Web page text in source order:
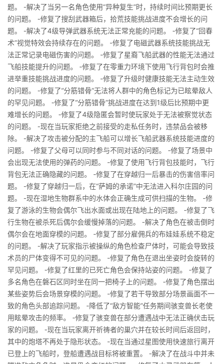
题。 -解决了当另一名角色使用“异种复生”时，持续时间比预期更长
的问题。 -修复了搜刮武器箱后，拾荒技能挑战进度不会增长的问
题。 -解决了4级导弹武器系统无法正常充能的问题。 -修复了“回春
术”视觉特效会持续存在的问题。 -修复了电磁武器系统技能挑战无
法正常记录电磁伤害的问题。 -修复了星裔飞船武器的性能无法通过
飞船技能提升的问题。 -修复了在零重力环境下使用飞行背包时会推
进举重技能挑战进度的问题。 -修复了升级时健康技能无法主动生效
的问题。 -修复了“分筋错骨”无法将人群中的角色标记为已眩晕敌人
的罕见问题。 -修复了“分筋错骨”挑战进度在达到1级后比预期中更
难增长的问题。 -修复了4级隐匿会暂时使玩家处于无法被察觉状态
的问题。 -现在当玩家拒绝之前接受的走私任务时，违禁品会被移
除。 -解决了攻击被分配的主飞船可以增长飞船武器系统技能进度的
问题。 -修复了父母可以同时参与不同对话的问题。 -修复了场景中
会出现无法使用的弹药的问题。 -修复了使用飞行背包技能时，飞行
背包无法正确隐藏的问题。 -修复了在穿越归一后暴击的伤害倍率问
题。 -修复了穿越归一后，在“萨姆的承诺”中无法进入科尔庄园的问
题。 -现在湿地生物群系中的水体会正确生成可供扫描的生物。 -修
复了游泳的生物会偶尔飞出水面或出现在陆地上的问题。 -修复了飞
行生物在被杀死后偶尔会缓慢掉落的问题。 -解决了角色在被击倒时
偶尔会在地面穿模的问题。 -修复了部分雇佣兵的布娃娃系统不稳定
的问题。 -解决了玩家指示被操纵的角色检查尸体时，可能会导致技
术员的尸体变得不可见的问题。 -修复了角色在退出坐姿时会旋转的
罕见问题。 -修复了红里的已死亡角色会保持站姿的问题。 -修复了
多名角色在磐石区同时坐在同一把椅子上的问题。 -修复了角色摆出
某些姿势后会场景穿模的问题。 -修复了若干导致部分场景画面不一
致的角色头部追踪问题。 -降低了“敌方智能”任务期间骇变兽长老使
用眩晕攻击的频率。 -修复了骇变兽在部分遭遇战中无法正确伏击玩
家的问题。 -现在当玩家离开祈祷者的巢穴并在较长时间后返回时，
其中的炮塔不再处于隐形状态。 -现在当通过星图使用快速旅行离开
已登上的飞船时，登船遭遇战目标将被重置。 -解决了在战斗中并未